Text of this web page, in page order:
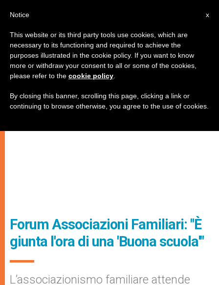
Forum Associazioni Familiari: "È
giunta l'ora di una 'Buona scuola'"
L’associazionismo familiare attende
x
Notice
This website or its third party tools use cookies, which are
necessary to its functioning and required to achieve the
purposes illustrated in the cookie policy. If you want to know
more or withdraw your consent to all or some of the cookies,
please refer to the cookie policy
By closing this banner, scrolling this page, clicking a link or
continuing to browse otherwise, you agree to the use of cookies.